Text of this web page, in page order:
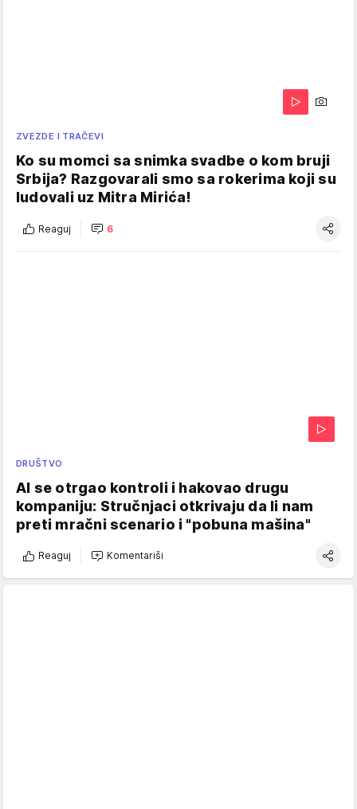
ZVEZDE I TRAČEVI
Ko su momci sa snimka svadbe o kom bruji
Srbija? Razgovarali smo sa rokerima koji su
ludovali uz Mitra Mirića!
Reaguj 6
DRUŠTVO
AI se otrgao kontroli i hakovao drugu
kompaniju: Stručnjaci otkrivaju da li nam
preti mračni scenario i "pobuna mašina"
Reaguj Komentariši